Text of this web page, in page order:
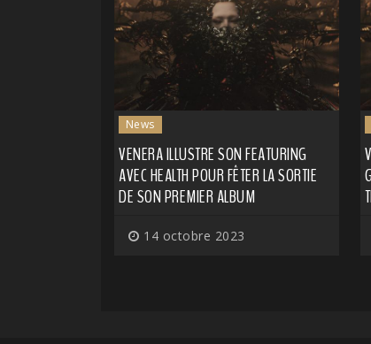
News
VENERA ILLUSTRE SON FEATURING
AVEC HEALTH POUR FÊTER LA SORTIE
DE SON PREMIER ALBUM
14 octobre 2023